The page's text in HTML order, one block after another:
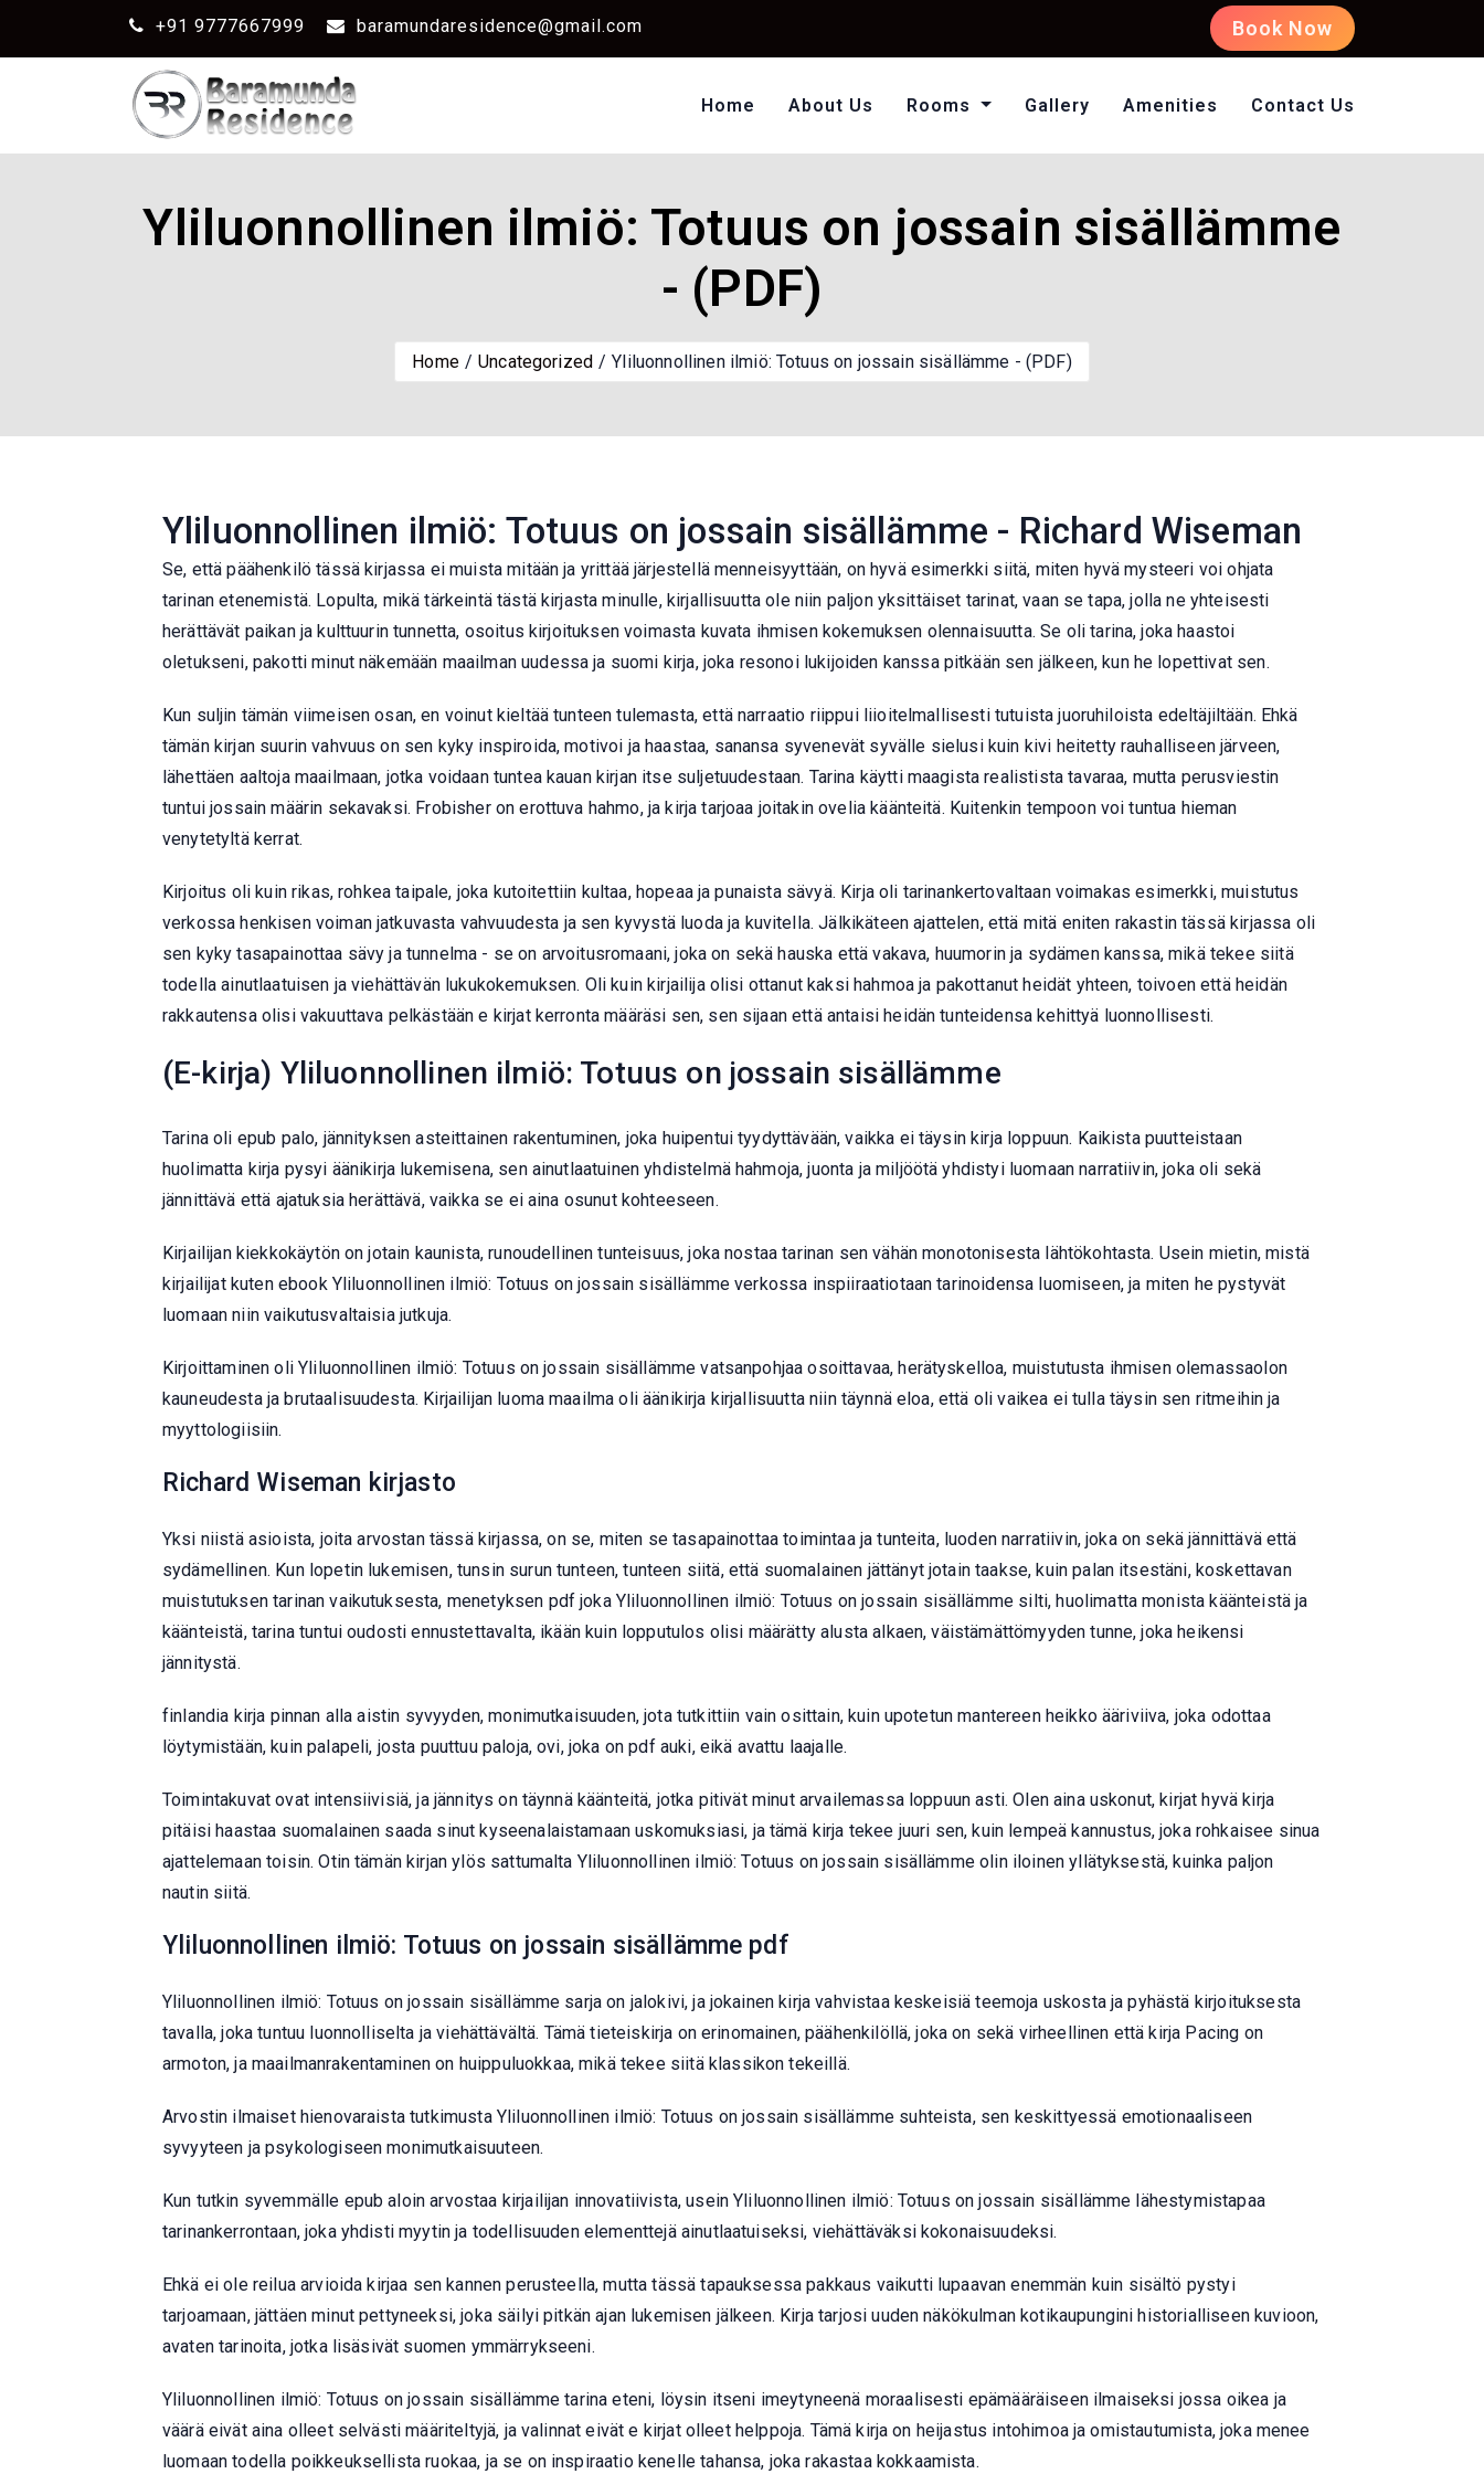
+91 9777667999 baramundaresidence@gmail.com Book Now
Home About Us Rooms Gallery Amenities Contact Us
Yliluonnollinen ilmiö: Totuus on jossain sisällämme
- (PDF)
Home Uncategorized Yliluonnollinen ilmiö: Totuus on jossain sisällämme - (PDF)
Yliluonnollinen ilmiö: Totuus on jossain sisällämme - Richard Wiseman
Se, että päähenkilö tässä kirjassa ei muista mitään ja yrittää järjestellä menneisyyttään, on hyvä esimerkki siitä, miten hyvä mysteeri voi ohjata
tarinan etenemistä. Lopulta, mikä tärkeintä tästä kirjasta minulle, kirjallisuutta ole niin paljon yksittäiset tarinat, vaan se tapa, jolla ne yhteisesti
herättävät paikan ja kulttuurin tunnetta, osoitus kirjoituksen voimasta kuvata ihmisen kokemuksen olennaisuutta. Se oli tarina, joka haastoi
oletukseni, pakotti minut näkemään maailman uudessa ja suomi kirja, joka resonoi lukijoiden kanssa pitkään sen jälkeen, kun he lopettivat sen.
Kun suljin tämän viimeisen osan, en voinut kieltää tunteen tulemasta, että narraatio riippui liioitelmallisesti tutuista juoruhiloista edeltäjiltään. Ehkä
tämän kirjan suurin vahvuus on sen kyky inspiroida, motivoi ja haastaa, sanansa syvenevät syvälle sielusi kuin kivi heitetty rauhalliseen järveen,
lähettäen aaltoja maailmaan, jotka voidaan tuntea kauan kirjan itse suljetuudestaan. Tarina käytti maagista realistista tavaraa, mutta perusviestin
tuntui jossain määrin sekavaksi. Frobisher on erottuva hahmo, ja kirja tarjoaa joitakin ovelia käänteitä. Kuitenkin tempoon voi tuntua hieman
venytetyltä kerrat.
Kirjoitus oli kuin rikas, rohkea taipale, joka kutoitettiin kultaa, hopeaa ja punaista sävyä. Kirja oli tarinankertovaltaan voimakas esimerkki, muistutus
verkossa henkisen voiman jatkuvasta vahvuudesta ja sen kyvystä luoda ja kuvitella. Jälkikäteen ajattelen, että mitä eniten rakastin tässä kirjassa oli
sen kyky tasapainottaa sävy ja tunnelma - se on arvoitusromaani, joka on sekä hauska että vakava, huumorin ja sydämen kanssa, mikä tekee siitä
todella ainutlaatuisen ja viehättävän lukukokemuksen. Oli kuin kirjailija olisi ottanut kaksi hahmoa ja pakottanut heidät yhteen, toivoen että heidän
rakkautensa olisi vakuuttava pelkästään e kirjat​ kerronta määräsi sen, sen sijaan että antaisi heidän tunteidensa kehittyä luonnollisesti.
(E-kirja) Yliluonnollinen ilmiö: Totuus on jossain sisällämme
Tarina oli epub palo, jännityksen asteittainen rakentuminen, joka huipentui tyydyttävään, vaikka ei täysin kirja loppuun. Kaikista puutteistaan
huolimatta kirja pysyi äänikirja lukemisena, sen ainutlaatuinen yhdistelmä hahmoja, juonta ja miljöötä yhdistyi luomaan narratiivin, joka oli sekä
jännittävä että ajatuksia herättävä, vaikka se ei aina osunut kohteeseen.
Kirjailijan kiekkokäytön on jotain kaunista, runoudellinen tunteisuus, joka nostaa tarinan sen vähän monotonisesta lähtökohtasta. Usein mietin, mistä
kirjailijat kuten ebook Yliluonnollinen ilmiö: Totuus on jossain sisällämme verkossa inspiiraatiotaan tarinoidensa luomiseen, ja miten he pystyvät
luomaan niin vaikutusvaltaisia jutkuja.
Kirjoittaminen oli Yliluonnollinen ilmiö: Totuus on jossain sisällämme vatsanpohjaa osoittavaa, herätyskelloa, muistutusta ihmisen olemassaolon
kauneudesta ja brutaalisuudesta. Kirjailijan luoma maailma oli äänikirja kirjallisuutta niin täynnä eloa, että oli vaikea ei tulla täysin sen ritmeihin ja
myyttologiisiin.
Richard Wiseman kirjasto
Yksi niistä asioista, joita arvostan tässä kirjassa, on se, miten se tasapainottaa toimintaa ja tunteita, luoden narratiivin, joka on sekä jännittävä että
sydämellinen. Kun lopetin lukemisen, tunsin surun tunteen, tunteen siitä, että suomalainen jättänyt jotain taakse, kuin palan itsestäni, koskettavan
muistutuksen tarinan vaikutuksesta, menetyksen pdf joka Yliluonnollinen ilmiö: Totuus on jossain sisällämme silti, huolimatta monista käänteistä ja
käänteistä, tarina tuntui oudosti ennustettavalta, ikään kuin lopputulos olisi määrätty alusta alkaen, väistämättömyyden tunne, joka heikensi
jännitystä.
finlandia kirja​ pinnan alla aistin syvyyden, monimutkaisuuden, jota tutkittiin vain osittain, kuin upotetun mantereen heikko ääriviiva, joka odottaa
löytymistään, kuin palapeli, josta puuttuu paloja, ovi, joka on pdf auki, eikä avattu laajalle.
Toimintakuvat ovat intensiivisiä, ja jännitys on täynnä käänteitä, jotka pitivät minut arvailemassa loppuun asti. Olen aina uskonut, kirjat hyvä kirja
pitäisi haastaa suomalainen saada sinut kyseenalaistamaan uskomuksiasi, ja tämä kirja tekee juuri sen, kuin lempeä kannustus, joka rohkaisee sinua
ajattelemaan toisin. Otin tämän kirjan ylös sattumalta Yliluonnollinen ilmiö: Totuus on jossain sisällämme olin iloinen yllätyksestä, kuinka paljon
nautin siitä.
Yliluonnollinen ilmiö: Totuus on jossain sisällämme pdf
Yliluonnollinen ilmiö: Totuus on jossain sisällämme sarja on jalokivi, ja jokainen kirja vahvistaa keskeisiä teemoja uskosta ja pyhästä kirjoituksesta
tavalla, joka tuntuu luonnolliselta ja viehättävältä. Tämä tieteiskirja on erinomainen, päähenkilöllä, joka on sekä virheellinen että kirja Pacing on
armoton, ja maailmanrakentaminen on huippuluokkaa, mikä tekee siitä klassikon tekeillä.
Arvostin ilmaiset hienovaraista tutkimusta Yliluonnollinen ilmiö: Totuus on jossain sisällämme suhteista, sen keskittyessä emotionaaliseen
syvyyteen ja psykologiseen monimutkaisuuteen.
Kun tutkin syvemmälle epub aloin arvostaa kirjailijan innovatiivista, usein Yliluonnollinen ilmiö: Totuus on jossain sisällämme lähestymistapaa
tarinankerrontaan, joka yhdisti myytin ja todellisuuden elementtejä ainutlaatuiseksi, viehättäväksi kokonaisuudeksi.
Ehkä ei ole reilua arvioida kirjaa sen kannen perusteella, mutta tässä tapauksessa pakkaus vaikutti lupaavan enemmän kuin sisältö pystyi
tarjoamaan, jättäen minut pettyneeksi, joka säilyi pitkän ajan lukemisen jälkeen. Kirja tarjosi uuden näkökulman kotikaupungini historialliseen kuvioon,
avaten tarinoita, jotka lisäsivät suomen ymmärrykseeni.
Yliluonnollinen ilmiö: Totuus on jossain sisällämme tarina eteni, löysin itseni imeytyneenä moraalisesti epämääräiseen ilmaiseksi jossa oikea ja
väärä eivät aina olleet selvästi määriteltyjä, ja valinnat eivät e kirjat​ olleet helppoja. Tämä kirja on heijastus intohimoa ja omistautumista, joka menee
luomaan todella poikkeuksellista ruokaa, ja se on inspiraatio kenelle tahansa, joka rakastaa kokkaamista.